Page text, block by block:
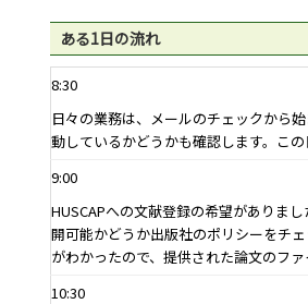
ある1日の流れ
8:30
日々の業務は、メールのチェックから
動しているかどうかも確認します。こ
9:00
HUSCAPへの文献登録の希望がありま
開可能かどうか出版社のポリシーをチェ
がわかったので、提供された論文のフ
10:30